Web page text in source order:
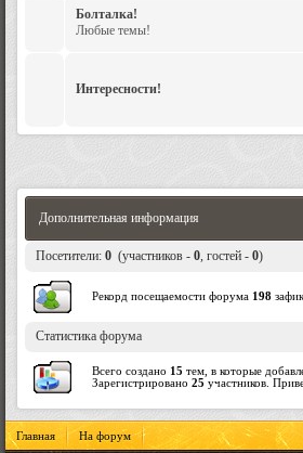
Болталка!
Любые темы!
Интересности!
Дополнительная информация
Посетители: 0 (участников - 0, гостей - 0)
Рекорд посещаемости форума 198
Статистика форума
Всего создано 15 тем, в которые
Зарегистрировано 25 участников.
Главная На форум